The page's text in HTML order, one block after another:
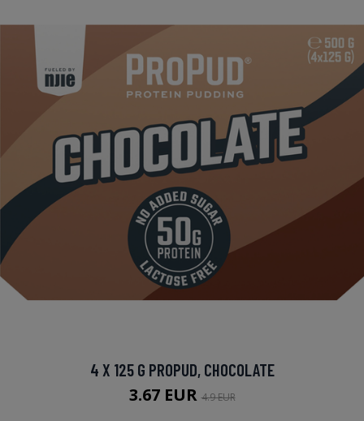
4 X 125 G PROPUD, CHOCOLATE
3.67 EUR4.9 EUR